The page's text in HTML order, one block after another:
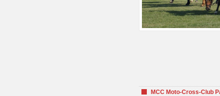
MCC Moto-Cross-Club